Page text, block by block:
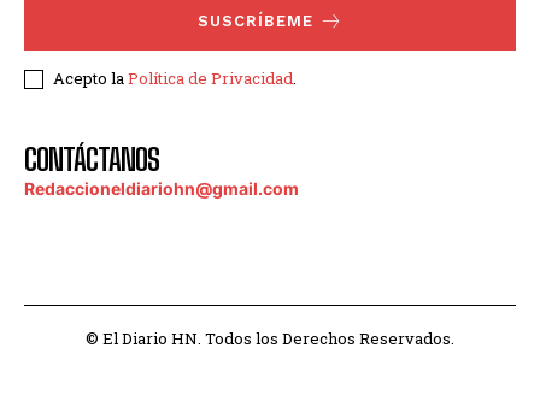
SUSCRÍBEME
Acepto laPolítica de Privacidad.
CONTÁCTANOS
Redaccioneldiariohn@gmail.com
© El Diario HN. Todos los Derechos Reservados.